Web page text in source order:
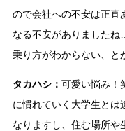
ので会社への不安は正直
なる不安がありました
乗り方がわからない、と
タカハシ： 可愛い悩み！
に慣れていく大学生とは
なりますし、住む場所や